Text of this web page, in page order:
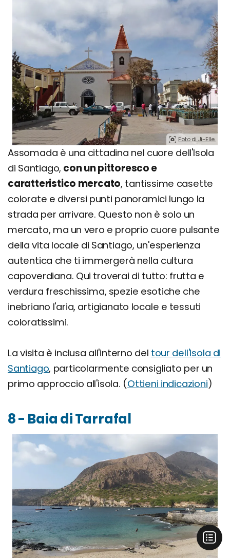
Foto di Ji-Elle.
Assomada è una cittadina nel cuore dell'Isola
di Santiago, con un pittoresco e
caratteristico mercato, tantissime casette
colorate e diversi punti panoramici lungo la
strada per arrivare. Questo non è solo un
mercato, ma un vero e proprio cuore pulsante
della vita locale di Santiago, un'esperienza
autentica che ti immergerà nella cultura
capoverdiana. Qui troverai di tutto: frutta e
verdura freschissima, spezie esotiche che
inebriano l'aria, artigianato locale e tessuti
coloratissimi.
La visita è inclusa all'interno del tour dell'Isola di
Santiago, particolarmente consigliato per un
primo approccio all'isola. (Ottieni indicazioni)
8 - Baia di Tarrafal